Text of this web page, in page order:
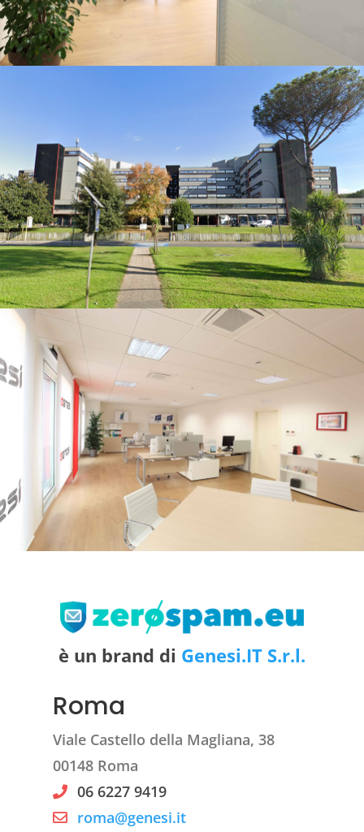
è un brand di Genesi.IT S.r.l.
Roma
Viale Castello della Magliana, 38
00148 Roma
06 6227 9419
roma@genesi.it